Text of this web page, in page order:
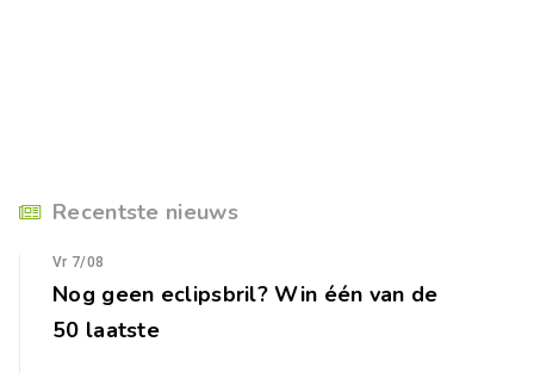
Recentste nieuws
Vr 7/08
Nog geen eclipsbril? Win één van de
50 laatste